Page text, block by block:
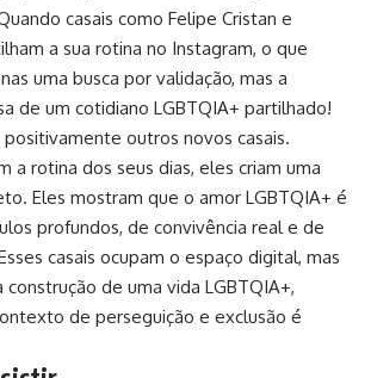
casais como Felipe Cristan e
a sua rotina no Instagram, o que
uma busca por validação, mas a
de um cotidiano LGBTQIA+ partilhado!
positivamente outros novos casais.
a rotina dos seus dias, eles criam uma
Eles mostram que o amor LGBTQIA+ é
profundos, de convivência real e de
casais ocupam o espaço digital, mas
de uma vida LGBTQIA+,
de perseguição e exclusão é